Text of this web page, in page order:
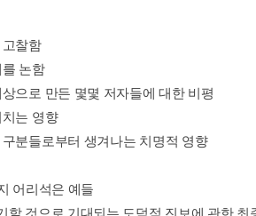
찰함
논함
으로 만든 몇몇 저자들에 대한 비평
는 영향
분들로부터 생겨나는 치명적 영향
어리석은 예들
것으로 기대되는 도덕적 진보에 관한 최